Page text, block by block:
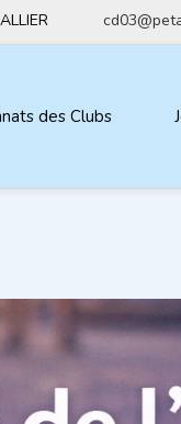
des Clubs